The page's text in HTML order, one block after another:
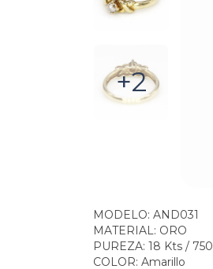
+2
MODELO: AND031
MATERIAL: ORO
PUREZA: 18 Kts / 750
COLOR: Amarillo